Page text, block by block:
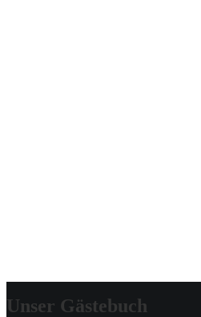
Unser Gästebuch